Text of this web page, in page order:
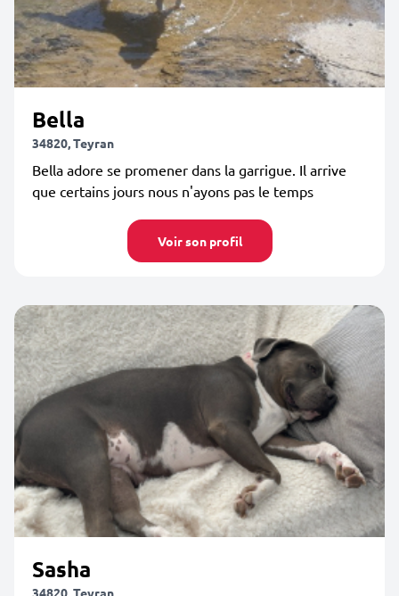
Bella
34820, Teyran
Bella adore se promener dans la garrigue. Il arrive
que certains jours nous n'ayons pas le temps
Voir son profil
Sasha
34820, Teyran